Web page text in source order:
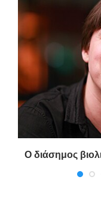
Ο διάσημος